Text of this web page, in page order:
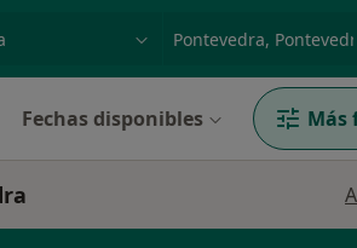
Fechas disponibles Más